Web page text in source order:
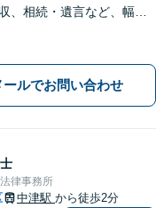
、相続・遺言など、幅広
ます。お気軽にご相談く
業顧問実績多数】
ールでお問い合わせ
律事務所
中津駅 から徒歩2分